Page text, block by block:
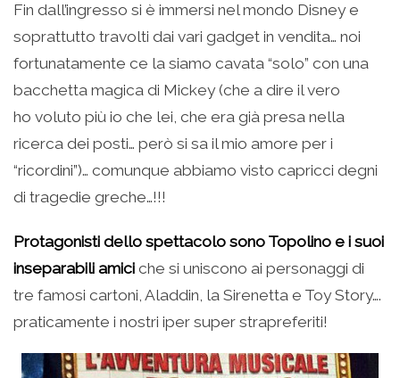
Fin dall’ingresso si è immersi nel mondo Disney e
soprattutto travolti dai vari gadget in vendita… noi
fortunatamente ce la siamo cavata “solo” con una
bacchetta magica di Mickey (che a dire il vero
ho voluto più io che lei, che era già presa nella
ricerca dei posti… però si sa il mio amore per i
“ricordini”)… comunque abbiamo visto capricci degni
di tragedie greche…!!!
Protagonisti dello spettacolo sono Topolino e i suoi
inseparabili amici che si uniscono ai personaggi di
tre famosi cartoni, Aladdin, la Sirenetta e Toy Story….
praticamente i nostri iper super strapreferiti!